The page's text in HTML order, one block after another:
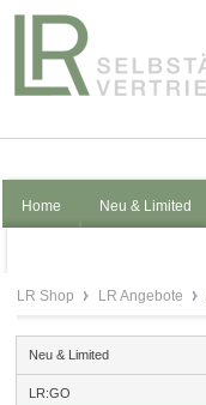
Home Neu & Limited
LR Shop LR Angebote
Neu & Limited
LR:GO